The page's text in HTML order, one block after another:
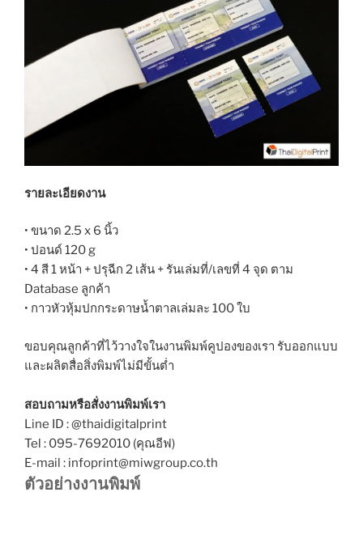
รายละเอียดงาน
• ขนาด 2.5 x 6 นิ้ว
• ปอนด์ 120 g
• 4 สี 1 หน้า + ปรุฉีก 2 เส้น + รันเล่มที่/เลขที่ 4 จุด ตาม
Database ลูกค้า
• กาวหัวหุ้มปกกระดาษน้ำตาลเล่มละ 100 ใบ
ขอบคุณลูกค้าที่ไว้วางใจในงานพิมพ์คูปองของเรา รับออกแบบ
และผลิตสื่อสิ่งพิมพ์ไม่มีขั้นต่ำ
สอบถามหรือสั่งงานพิมพ์เรา
Line ID : @thaidigitalprint
Tel : 095-7692010 (คุณอีฟ)
E-mail : infoprint@miwgroup.co.th
ตัวอย่างงานพิมพ์